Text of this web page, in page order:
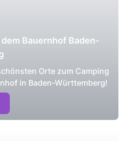
Bauernhof Baden-
Orte zum Camping
in Baden-Württemberg!